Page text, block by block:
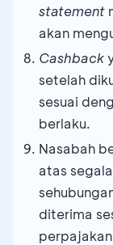
statement
akan
Cashback
setelah
sesuai
berlaku.
Nasabah
atas
diterima